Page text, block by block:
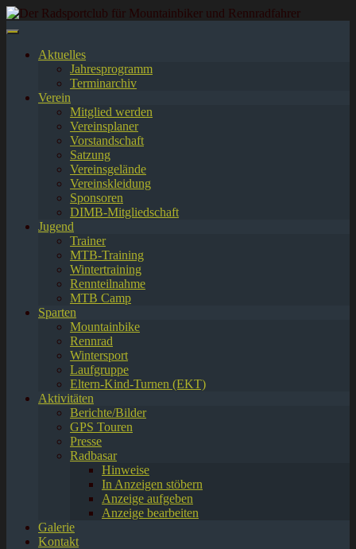
Springe
zum
Aktuelles
Jahresprogramm
Terminarchiv
Verein
Mitglied werden
Vereinsplaner
Vorstandschaft
Satzung
Vereinsgelände
Vereinskleidung
Sponsoren
DIMB-Mitgliedschaft
Jugend
Trainer
MTB-Training
Wintertraining
Rennteilnahme
MTB Camp
Sparten
Mountainbike
Rennrad
Wintersport
Laufgruppe
Eltern-Kind-Turnen (EKT)
Aktivitäten
Berichte/Bilder
GPS Touren
Presse
Radbasar
Hinweise
In Anzeigen stöbern
Anzeige aufgeben
Anzeige bearbeiten
Galerie
Kontakt